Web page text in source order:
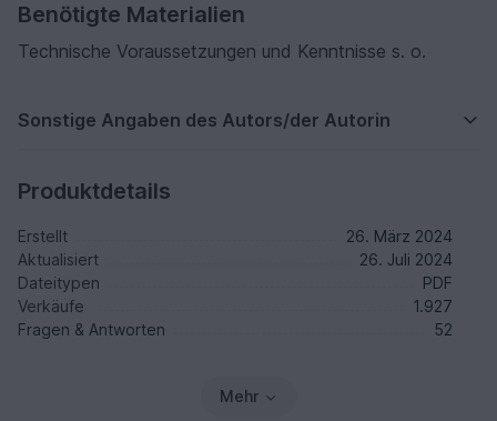
Benötigte Materialien
Technische Voraussetzungen und Kenntnisse s. o.
Sonstige Angaben des Autors/der Autorin
Produktdetails
Erstellt
26. März 2024
Aktualisiert
26. Juli 2024
Dateitypen
PDF
Verkäufe
1.927
Fragen & Antworten
52
Mehr